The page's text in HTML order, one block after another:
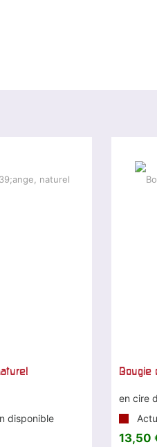
disponible
Bougie
en cire
13,50